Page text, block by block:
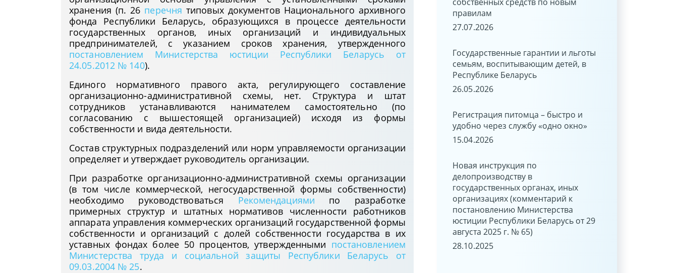
хранения (п. 26 перечня типовых документов Национального архивного
фонда Республики Беларусь, образующихся в процессе деятельности
государственных органов, иных организаций и индивидуальных
предпринимателей, с указанием сроков хранения, утвержденного
постановлением Министерства юстиции Республики Беларусь от
24.05.2012 № 140).
Единого нормативного правого акта, регулирующего составление
организационно-административной схемы, нет. Структура и штат
сотрудников устанавливаются нанимателем самостоятельно (по
согласованию с вышестоящей организацией) исходя из формы
собственности и вида деятельности.
Состав структурных подразделений или норм управляемости организации
определяет и утверждает руководитель организации.
При разработке организационно-административной схемы организации
(в том числе коммерческой, негосударственной формы собственности)
необходимо руководствоваться Рекомендациями по разработке
примерных структур и штатных нормативов численности работников
аппарата управления коммерческих организаций государственной формы
собственности и организаций с долей собственности государства в их
уставных фондах более 50 процентов, утвержденными постановлением
Министерства труда и социальной защиты Республики Беларусь от
09.03.2004 № 25.
10.06.2025
Заключение соглашения о
сотрудничестве между банком
05.06.2025
Сопроводительные письма
(запросы), направленные в
отношении кандидата на должность
служащего: нюансы оформления и
02.06.2025
10 ответов на вопросы по
обязательному аудиту годовой
бухгалтерской (финансовой)
отчетности за 2024 год
15.05.2025
правилам
27.07.2026
Государственные гарантии и льготы
семьям, воспитывающим детей, в
Республике Беларусь
26.05.2026
Регистрация питомца – быстро и
удобно через службу «одно окно»
15.04.2026
Новая инструкция по
делопроизводству в
государственных органах, иных
организациях (комментарий к
постановлению Министерства
юстиции Республики Беларусь от 29
августа 2025 г. № 65)
28.10.2025